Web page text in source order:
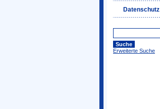
Datenschutz
Erweiterte Suche